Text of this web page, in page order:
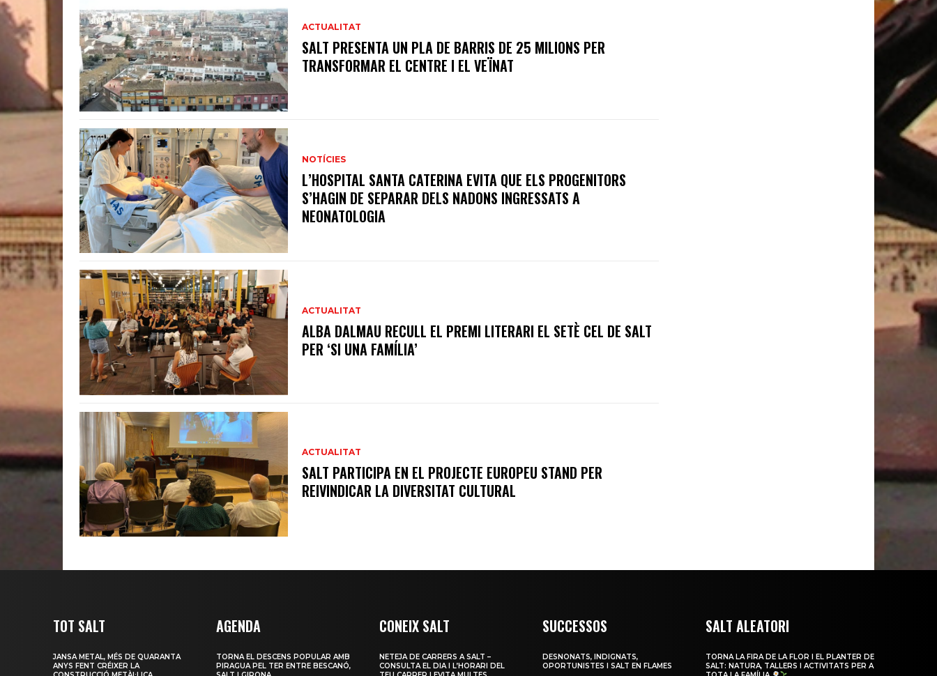
ACTUALITAT
SALT PRESENTA UN PLA DE BARRIS DE 25 MILIONS PER
TRANSFORMAR EL CENTRE I EL VEÏNAT
NOTÍCIES
L’HOSPITAL SANTA CATERINA EVITA QUE ELS PROGENITORS
S’HAGIN DE SEPARAR DELS NADONS INGRESSATS A
NEONATOLOGIA
ACTUALITAT
ALBA DALMAU RECULL EL PREMI LITERARI EL SETÈ CEL DE SALT
PER ‘SI UNA FAMÍLIA’
ACTUALITAT
SALT PARTICIPA EN EL PROJECTE EUROPEU STAND PER
REIVINDICAR LA DIVERSITAT CULTURAL
TOT SALT
JANSA METAL, MÉS DE QUARANTA
ANYS FENT CRÉIXER LA
AGENDA
TORNA EL DESCENS POPULAR AMB
PIRAGUA PEL TER ENTRE BESCANÓ,
CONEIX SALT
NETEJA DE CARRERS A SALT –
CONSULTA EL DIA I L’HORARI DEL
SUCCESSOS
DESNONATS, INDIGNATS,
OPORTUNISTES I SALT EN FLAMES
SALT ALEATORI
TORNA LA FIRA DE LA FLOR I EL PLANTER DE
SALT: NATURA, TALLERS I ACTIVITATS PER A